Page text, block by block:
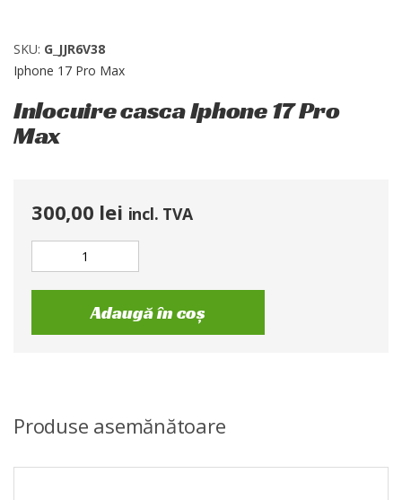
SKU: G_JJR6V38
Iphone 17 Pro Max
Inlocuire casca Iphone 17 Pro
Max
300,00 lei incl. TVA
Adaugă în coș
Produse asemănătoare